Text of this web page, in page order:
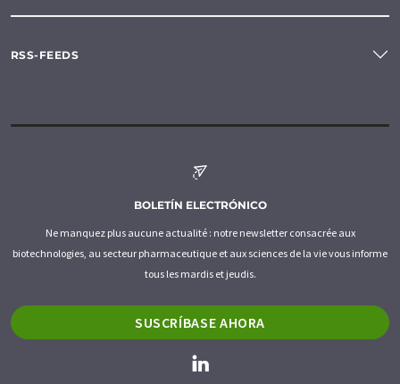
RSS-FEEDS
BOLETÍN ELECTRÓNICO
Ne manquez plus aucune actualité : notre newsletter consacrée aux
biotechnologies, au secteur pharmaceutique et aux sciences de la vie vous informe
tous les mardis et jeudis.
SUSCRÍBASE AHORA